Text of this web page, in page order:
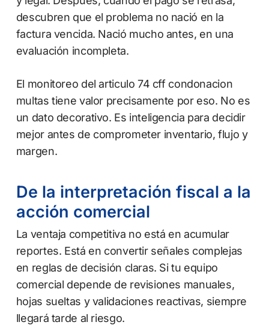
descubren que el problema no nació en la
factura vencida. Nació mucho antes, en una
evaluación incompleta.
El monitoreo del articulo 74 cff condonacion
multas tiene valor precisamente por eso. No es
un dato decorativo. Es inteligencia para decidir
mejor antes de comprometer inventario, flujo y
margen.
De la interpretación fiscal a la
acción comercial
La ventaja competitiva no está en acumular
reportes. Está en convertir señales complejas
en reglas de decisión claras. Si tu equipo
comercial depende de revisiones manuales,
hojas sueltas y validaciones reactivas, siempre
llegará tarde al riesgo.